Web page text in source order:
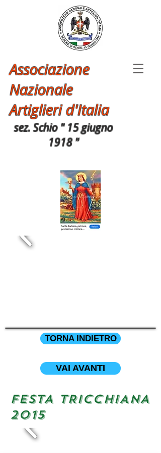
Associazione
Nazionale
Artiglieri d'Italia
sez. Schio " 15 giugno
1918 "
TORNA INDIETRO
VAI AVANTI
FESTA TRICCHIANA
2015